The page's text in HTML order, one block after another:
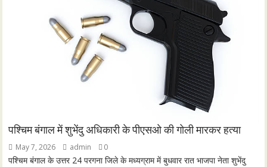
पश्चिम बंगाल में शुभेंदु अधिकारी के पीएसओ की गोली मारकर हत्या
May 7, 2026 admin 0
पश्चिम बंगाल के उत्तर 24 परगना जिले के मध्यग्राम में बुधवार रात भाजपा नेता शुभेंदु